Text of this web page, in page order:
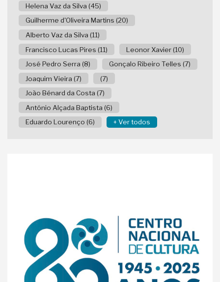
Helena Vaz da Silva (45)
Guilherme d'Oliveira Martins (20)
Alberto Vaz da Silva (11)
Francisco Lucas Pires (11)
Leonor Xavier (10)
José Pedro Serra (8)
Gonçalo Ribeiro Telles (7)
Joaquim Vieira (7)
(7)
João Bénard da Costa (7)
António Alçada Baptista (6)
Eduardo Lourenço (6)
+ Ver todos